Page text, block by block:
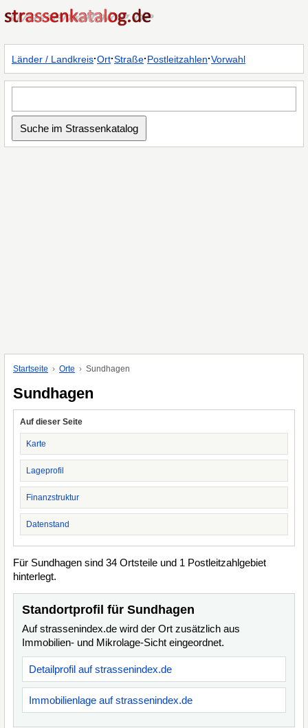
Länder / Landkreis·Ort·Straße·Postleitzahlen·Vorwahl
Startseite Orte Sundhagen
Sundhagen
Auf dieser Seite
Karte
Lageprofil
Finanzstruktur
Datenstand
Für Sundhagen sind 34 Ortsteile und 1 Postleitzahlgebiet
hinterlegt.
Standortprofil für Sundhagen
Auf strassenindex.de wird der Ort zusätzlich aus
Immobilien- und Mikrolage-Sicht eingeordnet.
Detailprofil auf strassenindex.de
Immobilienlage auf strassenindex.de